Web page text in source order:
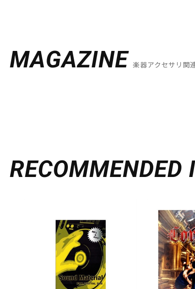
MAGAZINE 楽器アクセサリ関
RECOMMENDED